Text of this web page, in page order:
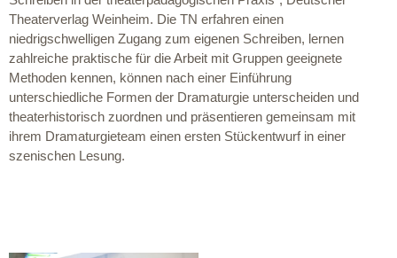
Theaterverlag Weinheim. Die TN erfahren einen
niedrigschwelligen Zugang zum eigenen Schreiben, lernen
zahlreiche praktische für die Arbeit mit Gruppen geeignete
Methoden kennen, können nach einer Einführung
unterschiedliche Formen der Dramaturgie unterscheiden und
theaterhistorisch zuordnen und präsentieren gemeinsam mit
ihrem Dramaturgieteam einen ersten Stückentwurf in einer
szenischen Lesung.